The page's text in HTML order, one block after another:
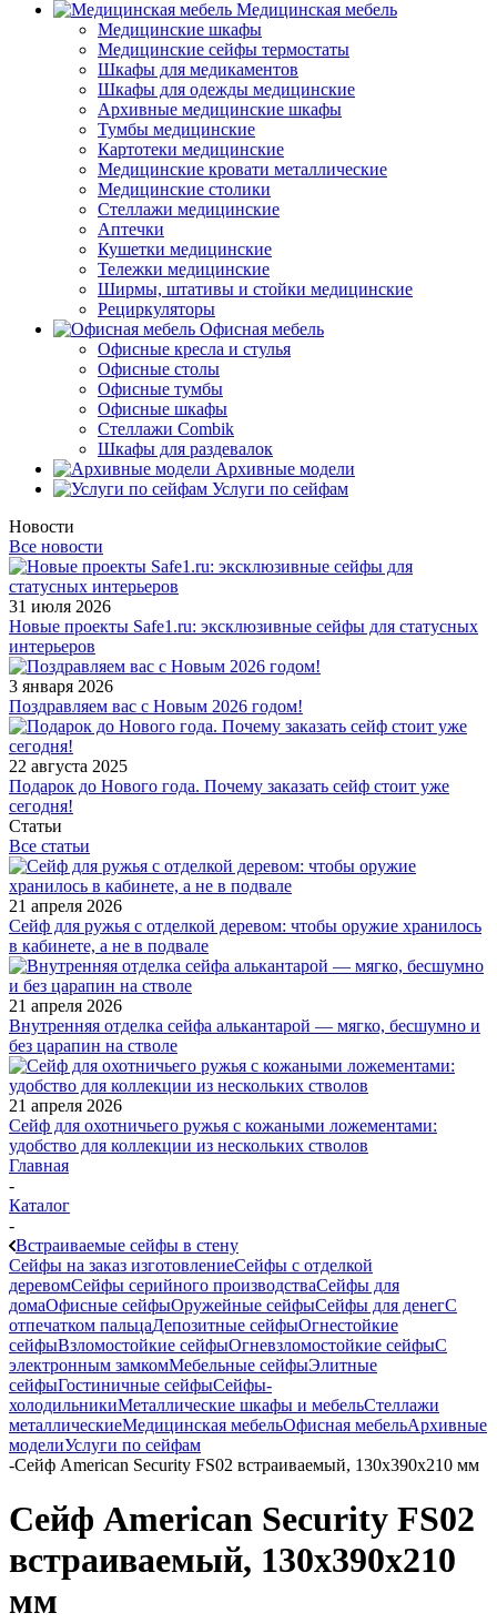
Медицинская мебель
Медицинские шкафы
Медицинские сейфы термостаты
Шкафы для медикаментов
Шкафы для одежды медицинские
Архивные медицинские шкафы
Тумбы медицинские
Картотеки медицинские
Медицинские кровати металлические
Медицинские столики
Стеллажи медицинские
Аптечки
Кушетки медицинские
Тележки медицинские
Ширмы, штативы и стойки медицинские
Рециркуляторы
Офисная мебель
Офисные кресла и стулья
Офисные столы
Офисные тумбы
Офисные шкафы
Стеллажи Combik
Шкафы для раздевалок
Архивные модели
Услуги по сейфам
Новости
Все новости
31 июля 2026
Новые проекты Safe1.ru: эксклюзивные сейфы для статусных
интерьеров
3 января 2026
Поздравляем вас с Новым 2026 годом!
22 августа 2025
Подарок до Нового года. Почему заказать сейф стоит уже
сегодня!
Статьи
Все статьи
21 апреля 2026
Сейф для ружья с отделкой деревом: чтобы оружие хранилось
в кабинете, а не в подвале
21 апреля 2026
Внутренняя отделка сейфа алькантарой — мягко, бесшумно и
без царапин на стволе
21 апреля 2026
Сейф для охотничьего ружья с кожаными ложементами:
удобство для коллекции из нескольких стволов
Главная
-
Каталог
-
Встраиваемые сейфы в стену
Сейфы на заказ изготовлениеСейфы с отделкой
деревомСейфы серийного производстваСейфы для
домаОфисные сейфыОружейные сейфыСейфы для денегС
отпечатком пальцаДепозитные сейфыОгнестойкие
сейфыВзломостойкие сейфыОгневзломостойкие сейфыС
электронным замкомМебельные сейфыЭлитные
сейфыГостиничные сейфыСейфы-
холодильникиМеталлические шкафы и мебельСтеллажи
металлическиеМедицинская мебельОфисная мебельАрхивные
моделиУслуги по сейфам
-Сейф American Security FS02 встраиваемый, 130x390x210 мм
Сейф American Security FS02
встраиваемый, 130x390x210
мм